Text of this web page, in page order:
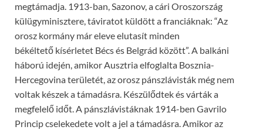
megtámadja. 1913-ban, Sazonov, a cári Oroszország
külügyminisztere, táviratot küldött a franciáknak: “Az
orosz kormány már eleve elutasít minden
békéltető kísérletet Bécs és Belgrád között”. A balkáni
háború idején, amikor Ausztria elfoglalta Bosznia-
Hercegovina területét, az orosz pánszlávisták még nem
voltak készek a támadásra. Készülődtek és várták a
megfelelő időt. A pánszlávistáknak 1914-ben Gavrilo
Princip cselekedete volt a jel a támadásra. Amikor az